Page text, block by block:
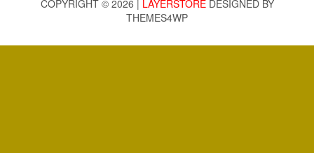
COPYRIGHT © 2026 | LAYERSTOREDESIGNED BY
THEMES4WP